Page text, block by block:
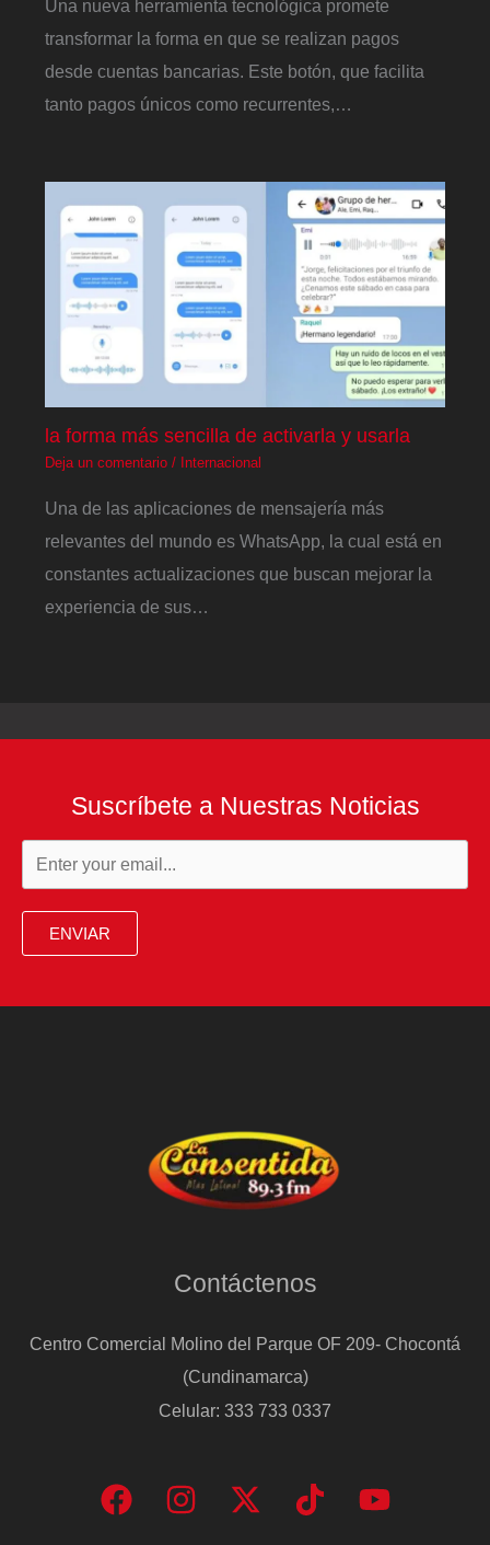
Una nueva herramienta tecnológica promete
transformar la forma en que se realizan pagos
desde cuentas bancarias. Este botón, que facilita
tanto pagos únicos como recurrentes,…
la forma más sencilla de activarla y usarla
Deja un comentario / Internacional
Una de las aplicaciones de mensajería más
relevantes del mundo es WhatsApp, la cual está en
constantes actualizaciones que buscan mejorar la
experiencia de sus…
Suscríbete a Nuestras Noticias
ENVIAR
Contáctenos
Centro Comercial Molino del Parque OF 209- Chocontá
(Cundinamarca)
Celular: 333 733 0337